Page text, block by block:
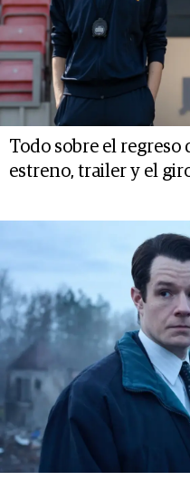
Todo sobre el regreso
estreno, trailer y el